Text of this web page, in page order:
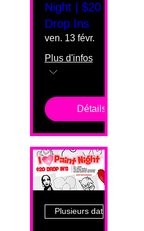
Night | $20
Drop Ins
ven. 13 févr.
Plus d'infos
Détails
Plusieurs dates